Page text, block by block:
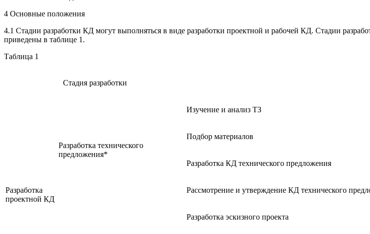
4 Основные положения
4.1 Стадии разработки КД могут выполняться в виде разработки проектной и рабочей КД. Стадии
приведены в таблице 1.
Таблица 1
Стадия разработки
Разработка
проектной КД
Разработка технического
предложения*
Изучение и анализ ТЗ
Подбор материалов
Разработка КД технического предложения
Рассмотрение и утверждение КД технического
Разработка эскизного проекта